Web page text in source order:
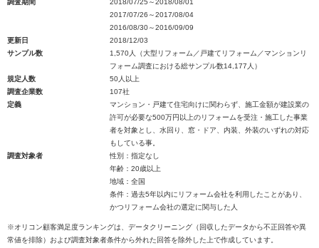
調査期間
2018/07/25～2018/08/01
2017/07/26～2017/08/04
2016/08/30～2016/09/09
更新日
2018/12/03
サンプル数
1,570人（大型リフォーム／戸建てリフォーム／マンションリ
フォーム調査における総サンプル数14,177人）
規定人数
50人以上
調査企業数
107社
定義
マンション・戸建て住宅向けに関わらず、施工金額が建設業の
許可が必要な500万円以上のリフォームを受注・施工した事業
者を対象とし、水回り、窓・ドア、内装、外装のいずれの対応
もしている事。
調査対象者
性別：指定なし
年齢：20歳以上
地域：全国
条件：過去5年以内にリフォーム会社を利用したことがあり、
かつリフォーム会社の選定に関与した人
※オリコン顧客満足度ランキングは、データクリーニング（回収したデータから不正回答や異
常値を排除）および調査対象者条件から外れた回答を除外した上で作成しています。